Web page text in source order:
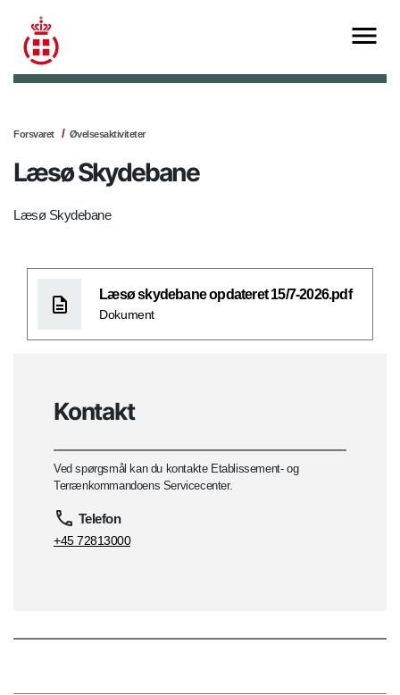
Forsvaret Øvelsesaktiviteter
Læsø Skydebane
Læsø Skydebane
Læsø skydebane opdateret 15/7-2026.pdf
Dokument
Kontakt
Ved spørgsmål kan du kontakte Etablissement- og
Terrænkommandoens Servicecenter.
Telefon
+45 72813000